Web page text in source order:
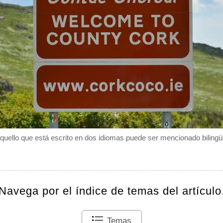
que está escrito en dos idiomas puede ser mencionado
por el índice de temas del
Temas